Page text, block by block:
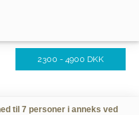
2300 - 4900 DKK
til 7 personer i anneks ved